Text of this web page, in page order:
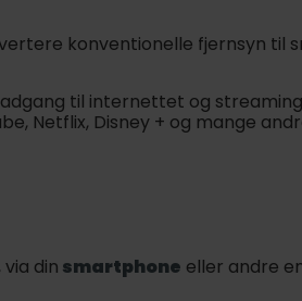
konventionelle fjernsyn til
til internettet og
Netflix, Disney + og mange
din smartphone eller andre